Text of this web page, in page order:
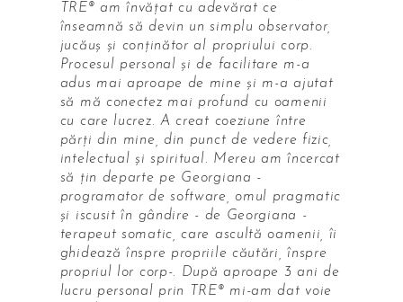
TRE® am învățat cu adevărat ce
înseamnă să devin un simplu observator,
jucăuș și conținător al propriului corp.
Procesul personal și de facilitare m-a
adus mai aproape de mine și m-a ajutat
să mă conectez mai profund cu oamenii
cu care lucrez. A creat coeziune între
părți din mine, din punct de vedere fizic,
intelectual și spiritual. Mereu am încercat
să țin departe pe Georgiana -
programator de software, omul pragmatic
și iscusit în gândire - de Georgiana -
terapeut somatic, care ascultă oamenii, îi
ghidează înspre propriile căutări, înspre
propriul lor corp-. După aproape 3 ani de
lucru personal prin TRE® mi-am dat voie